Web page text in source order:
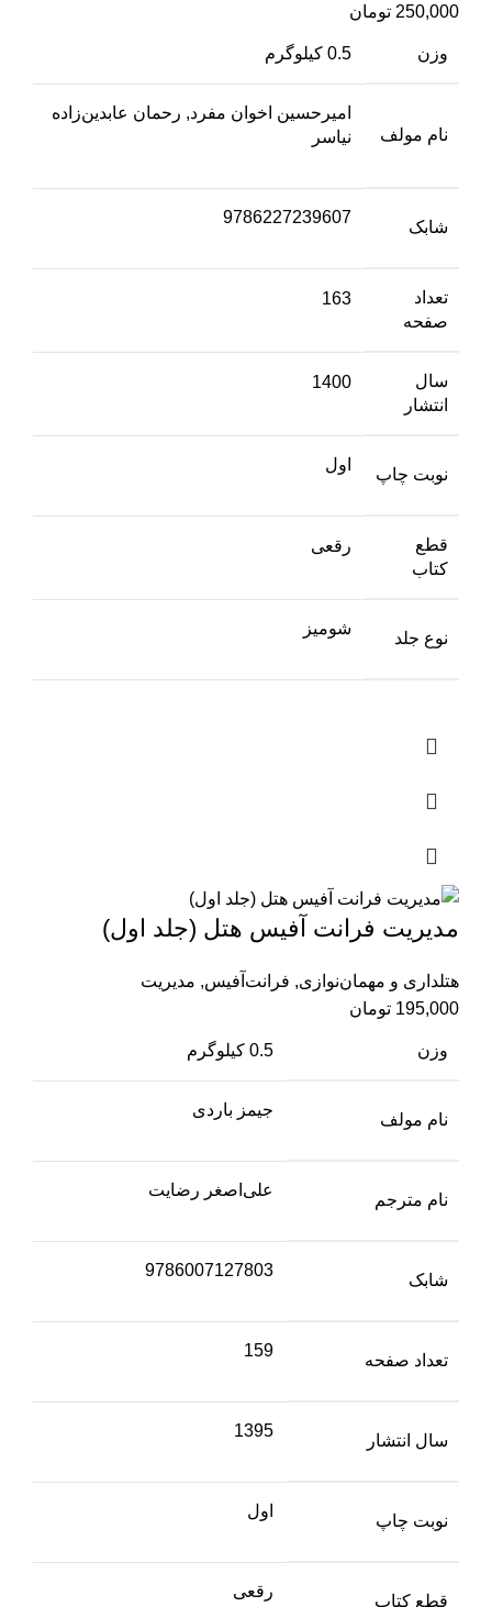
250,000 تومان
وزن 0.5 کیلوگرم
نام مولف
امیرحسین اخوان مفرد, رحمان عابدین‌زاده
نیاسر
شابک
9786227239607
تعداد
صفحه
163
سال
انتشار
1400
نوبت چاپ
اول
قطع
کتاب
رقعی
نوع جلد
شومیز
مدیریت فرانت آفیس هتل (جلد اول)
هتلداری و مهمان‌نوازی, فرانت‌آفیس, مدیریت
195,000 تومان
وزن 0.5 کیلوگرم
نام مولف
جیمز باردی
نام مترجم
علی‌اصغر رضایت
شابک
9786007127803
تعداد صفحه
159
سال انتشار
1395
نوبت چاپ
اول
قطع کتاب
رقعی